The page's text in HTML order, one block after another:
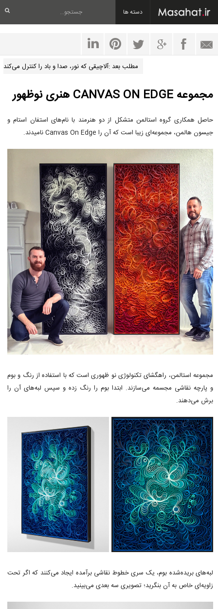
دسته ها
مطلب بعد :آلاچیقی که نور، صدا و باد را کنترل می‌کند
مجموعه CANVAS ON EDGE هنری نوظهور
حاصل همکاری گروه استالمن متشکل از دو هنرمند با نام‌های استفان استام و
جیسون هالمن، مجموعه‌ای زیبا است که آن را Canvas On Edge نامیدند.
مجموعه استالمن، راهگشای تکنولوژی نو ظهوری است که با استفاده از رنگ و بوم
و پارچه نقاشی مجسمه می‌سازند. ابتدا بوم را رنگ زده و سپس لبه‌های آن را
برش می‌دهند.
لبه‌های بریده‌شده بوم، یک سری خطوط نقاشی برآمده ایجاد می‌کنند که اگر تحت
زاویه‌ای خاص به آن بنگرید؛ تصویری سه بعدی می‌بینید.